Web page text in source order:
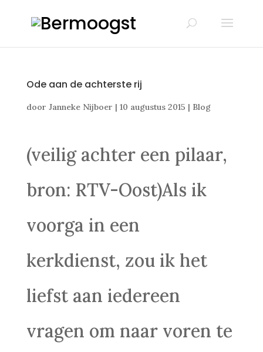
Ode aan de achterste rij
door Janneke Nijboer | 10 augustus 2015 | Blog
(veilig achter een pilaar,
bron: RTV-Oost)Als ik
voorga in een
kerkdienst, zou ik het
liefst aan iedereen
vragen om naar voren te